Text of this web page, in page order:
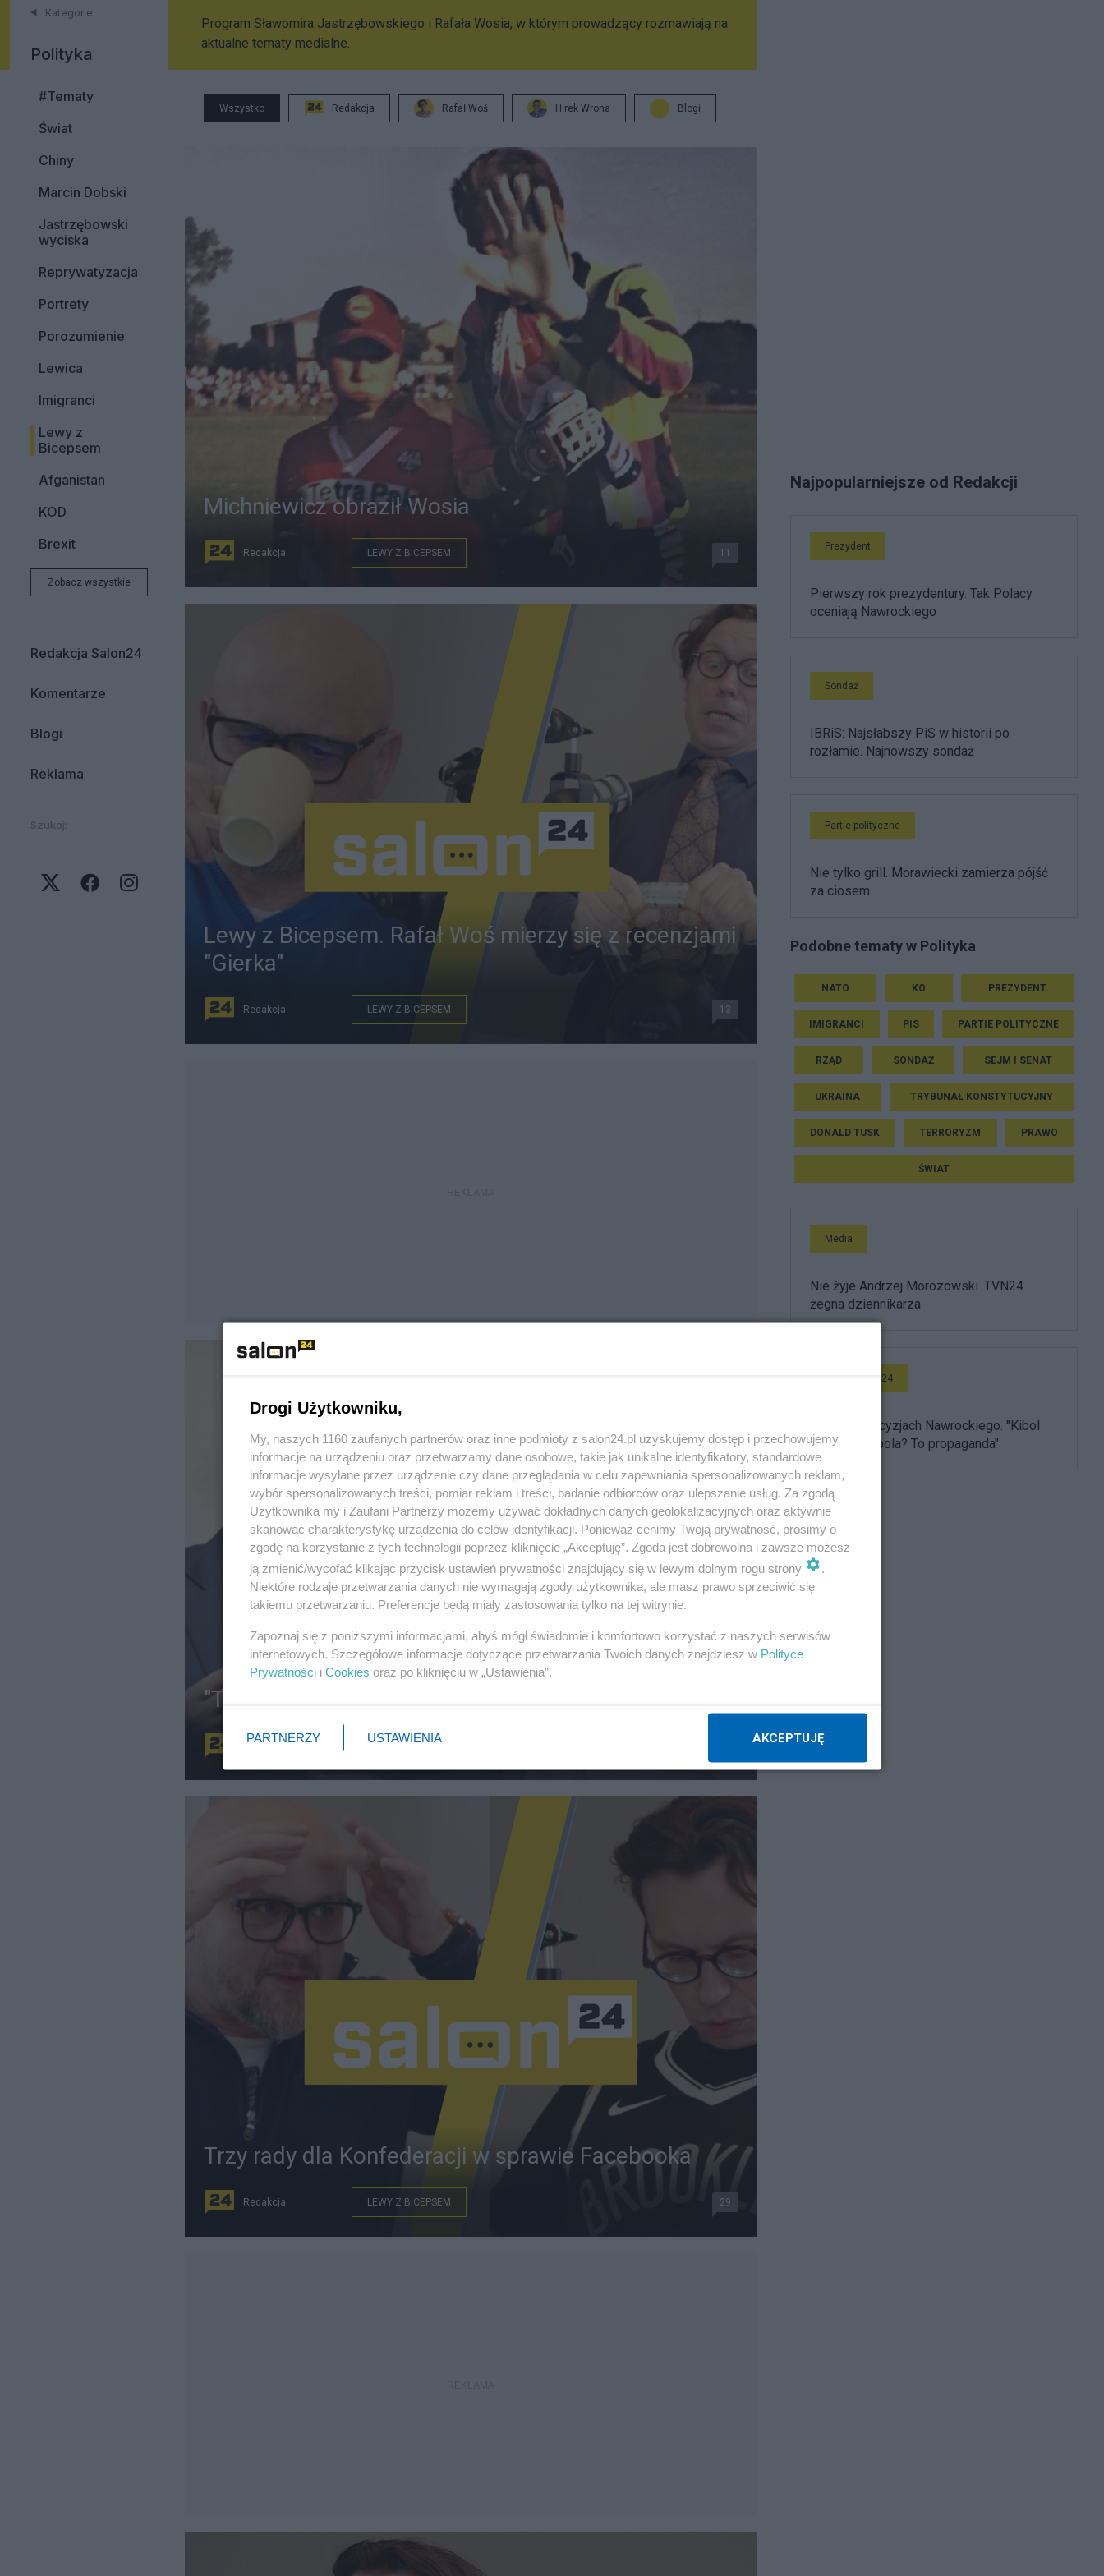
Kategorie
Polityka
#Tematy
Świat
Chiny
Marcin Dobski
Jastrzębowski
wyciska
Reprywatyzacja
Portrety
Porozumienie
Lewica
Imigranci
Lewy z
Bicepsem
Afganistan
KOD
Brexit
Zobacz wszystkie
Redakcja Salon24
Komentarze
Blogi
Reklama
Szukaj:
Program Sławomira Jastrzębowskiego i Rafała Wosia, w którym prowadzący rozmawiają na
aktualne tematy medialne.
Wszystko Redakcja Rafał Woś Hirek Wrona Blogi
Michniewicz obraził Wosia
Redakcja LEWY Z BICEPSEM 11
Lewy z Bicepsem. Rafał Woś mierzy się z recenzjami
"Gierka"
Redakcja LEWY Z BICEPSEM 13
"To nie będzie laurka", Rafał Woś o filmie "Gierek"
Redakcja LEWY Z BICEPSEM
Trzy rady dla Konfederacji w sprawie Facebooka
Redakcja LEWY Z BICEPSEM 29
Najpopularniejsze od Redakcji
Prezydent
Pierwszy rok prezydentury. Tak Polacy
oceniają Nawrockiego
Sondaż
IBRiS: Najsłabszy PiS w historii po
rozłamie. Najnowszy sondaż
Partie polityczne
Nie tylko grill. Morawiecki zamierza pójść
za ciosem
Podobne tematy w Polityka
NATO KO PREZYDENT
IMIGRANCI PIS PARTIE POLITYCZNE
RZĄD SONDAŻ SEJM I SENAT
UKRAINA TRYBUNAŁ KONSTYTUCYJNY
DONALD TUSK TERRORYZM PRAWO
ŚWIAT
Media
Nie żyje Andrzej Morozowski. TVN24
żegna dziennikarza
Wideo Salon24
Burza po decyzjach Nawrockiego. "Kibol
ułaskawił kibola? To propaganda"
Drogi Użytkowniku,
My, naszych 1160 zaufanych partnerów oraz inne podmioty z salon24.pl uzyskujemy dostęp i przechowujemy
informacje na urządzeniu oraz przetwarzamy dane osobowe, takie jak unikalne identyfikatory, standardowe
informacje wysyłane przez urządzenie czy dane przeglądania w celu zapewniania spersonalizowanych reklam,
wybór spersonalizowanych treści, pomiar reklam i treści, badanie odbiorców oraz ulepszanie usług. Za zgodą
Użytkownika my i Zaufani Partnerzy możemy używać dokładnych danych geolokalizacyjnych oraz aktywnie
skanować charakterystykę urządzenia do celów identyfikacji. Ponieważ cenimy Twoją prywatność, prosimy o
zgodę na korzystanie z tych technologii poprzez kliknięcie „Akceptuję”. Zgoda jest dobrowolna i zawsze możesz
ją zmienić/wycofać klikając przycisk ustawień prywatności znajdujący się w lewym dolnym rogu strony
.
Niektóre rodzaje przetwarzania danych nie wymagają zgody użytkownika, ale masz prawo sprzeciwić się
takiemu przetwarzaniu. Preferencje będą miały zastosowania tylko na tej witrynie.
Zapoznaj się z poniższymi informacjami, abyś mógł świadomie i komfortowo korzystać z naszych serwisów
internetowych. Szczegółowe informacje dotyczące przetwarzania Twoich danych znajdziesz w Polityce
Prywatności i Cookies oraz po kliknięciu w „Ustawienia”.
PARTNERZY USTAWIENIA AKCEPTUJĘ